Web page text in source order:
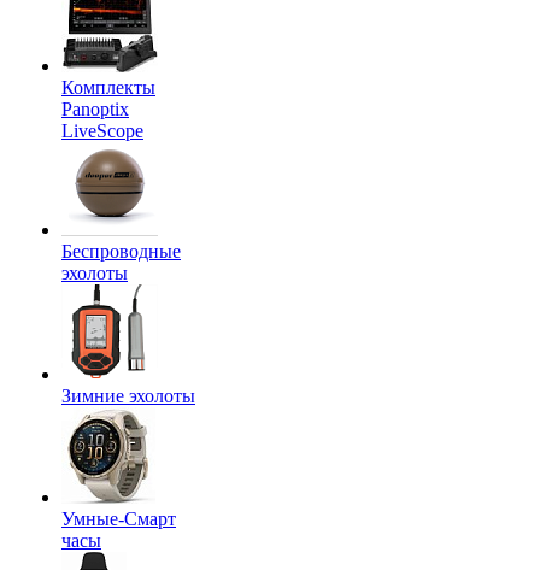
Комплекты
Panoptix
LiveScope
Беспроводные
эхолоты
Зимние эхолоты
Умные-Смарт
часы